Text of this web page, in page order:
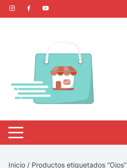
Inicio / Productos etiquetados “Ojos”